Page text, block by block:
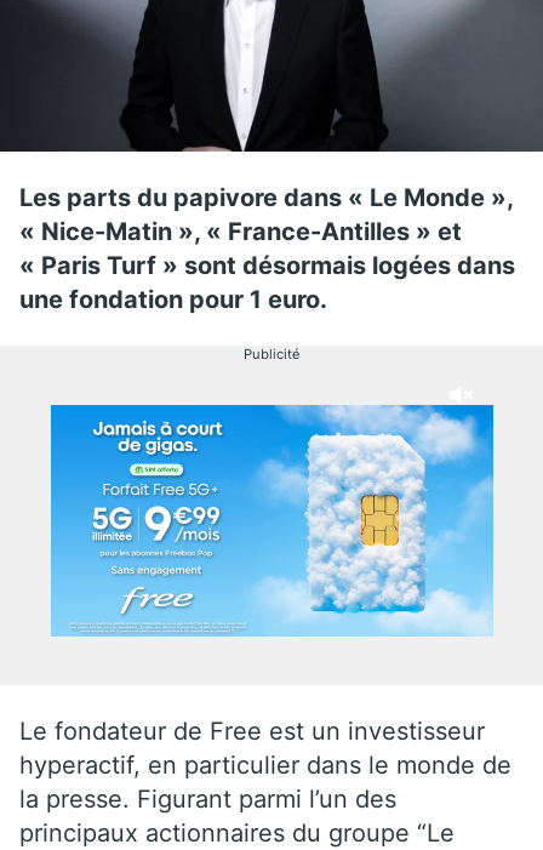
Les parts du papivore dans « Le Monde »,
« Nice-Matin », « France-Antilles » et
« Paris Turf » sont désormais logées dans
une fondation pour 1 euro.
Publicité
Le fondateur de Free est un investisseur
hyperactif, en particulier dans le monde de
la presse. Figurant parmi l’un des
principaux actionnaires du groupe “Le